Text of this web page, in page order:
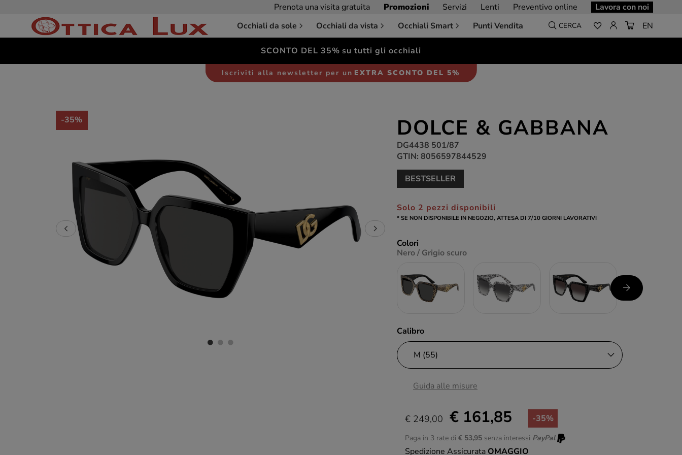
Prenota una visita gratuita Promozioni Servizi Lenti Preventivo online Lavora con noi
CERCA EN
Occhiali da sole Occhiali da vista Occhiali Smart Punti Vendita
SCONTO DEL 35% su tutti gli occhiali
Iscriviti alla newsletter per un EXTRA SCONTO DEL 5%
Occhiali da sole Donna
-35% DOLCE & GABBANA
DG4438 501/87
GTIN: 8056597844529
BESTSELLER
Solo 2 pezzi disponibili
* SE NON DISPONIBILE IN NEGOZIO, ATTESA DI 7/10 GIORNI LAVORATIVI
Colori
Nero / Grigio scuro
Calibro
Guida alle misure
€ 249,00 € 161,85 -35%
Paga in 3 rate di € 53,95 senza interessi PayPal
Spedizione Assicurata OMAGGIO